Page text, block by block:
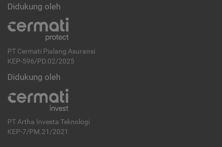
Didukung oleh
PT Cermati Pialang Asuransi
KEP-596/PD.02/2025
Didukung oleh
PT Artha Investa Teknologi
KEP-7/PM.21/2021